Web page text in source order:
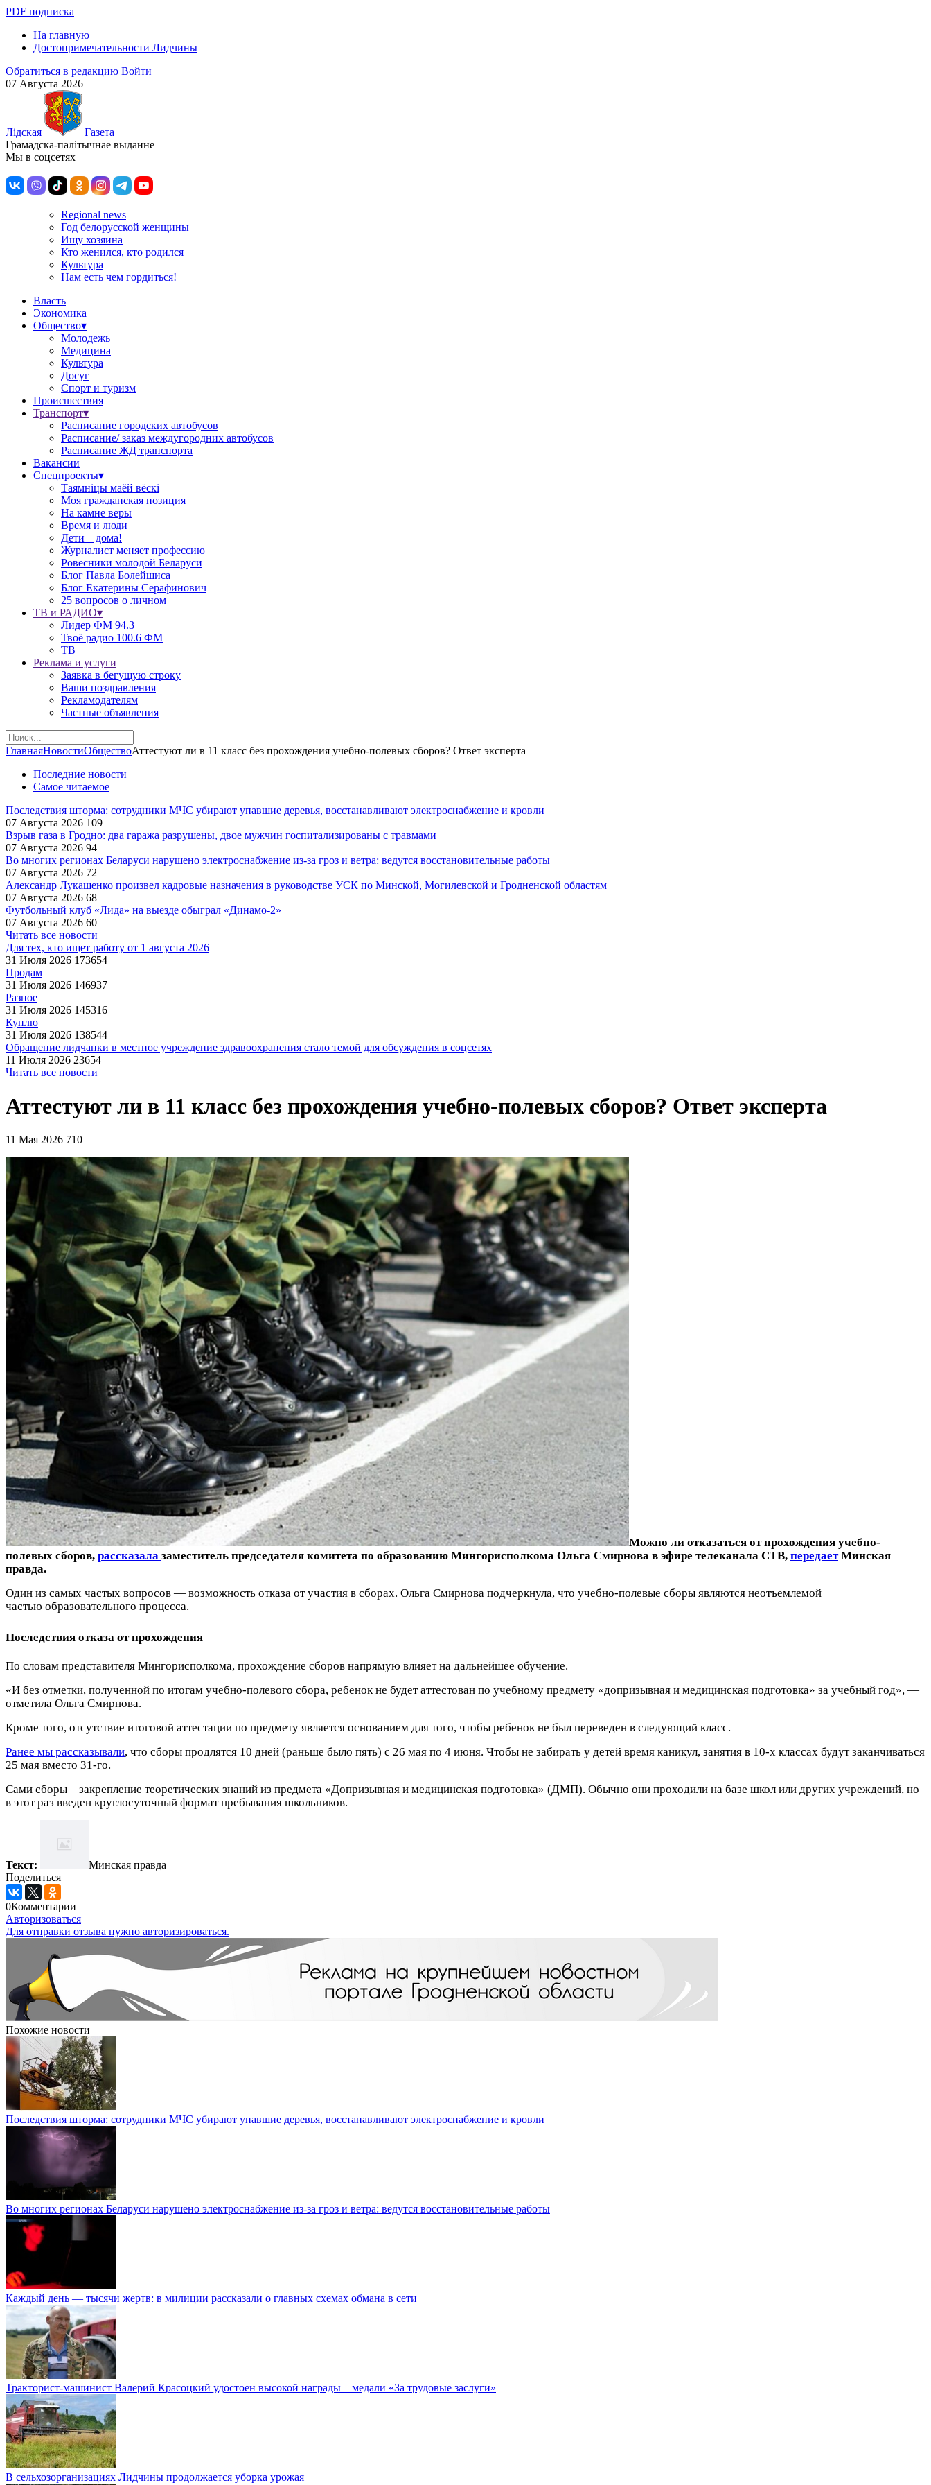
PDF подписка
На главную
Достопримечательности Лидчины
Обратиться в редакцию Войти
07 Августа 2026
Лiдская
Газета
Грамадска-палiтычнае выданне
Мы в соцсетях
Regional news
Год белорусской женщины
Ищу хозяина
Кто женился, кто родился
Культура
Нам есть чем гордиться!
Власть
Экономика
Общество▾
Молодежь
Медицина
Культура
Досуг
Спорт и туризм
Происшествия
Транспорт▾
Расписание городских автобусов
Расписание/ заказ междугородних автобусов
Расписание ЖД транспорта
Вакансии
Спецпроекты▾
Таямніцы маёй вёскі
Моя гражданская позиция
На камне веры
Время и люди
Дети – дома!
Журналист меняет профессию
Ровесники молодой Беларуси
Блог Павла Болейшиса
Блог Екатерины Серафинович
25 вопросов о личном
ТВ и РАДИО▾
Лидер ФМ 94.3
Твоё радио 100.6 ФМ
ТВ
Реклама и услуги
Заявка в бегущую строку
Ваши поздравления
Рекламодателям
Частные объявления
ГлавнаяНовостиОбществоАттестуют ли в 11 класс без прохождения учебно-полевых сборов? Ответ эксперта
Последние новости
Самое читаемое
Последствия шторма: сотрудники МЧС убирают упавшие деревья, восстанавливают электроснабжение и кровли
07 Августа 2026 109
Взрыв газа в Гродно: два гаража разрушены, двое мужчин госпитализированы с травмами
07 Августа 2026 94
Во многих регионах Беларуси нарушено электроснабжение из-за гроз и ветра: ведутся восстановительные работы
07 Августа 2026 72
Александр Лукашенко произвел кадровые назначения в руководстве УСК по Минской, Могилевской и Гродненской областям
07 Августа 2026 68
Футбольный клуб «Лида» на выезде обыграл «Динамо-2»
07 Августа 2026 60
Читать все новости
Для тех, кто ищет работу от 1 августа 2026
31 Июля 2026 173654
Продам
31 Июля 2026 146937
Разное
31 Июля 2026 145316
Куплю
31 Июля 2026 138544
Обращение лидчанки в местное учреждение здравоохранения стало темой для обсуждения в соцсетях
11 Июля 2026 23654
Читать все новости
Аттестуют ли в 11 класс без прохождения учебно-полевых сборов? Ответ эксперта
11 Мая 2026 710
Можно ли отказаться от прохождения учебно-
полевых сборов, рассказала заместитель председателя комитета по образованию Мингорисполкома Ольга Смирнова в эфире телеканала СТВ, передаетМинская
правда.
Один из самых частых вопросов — возможность отказа от участия в сборах. Ольга Смирнова подчеркнула, что учебно-полевые сборы являются неотъемлемой
частью образовательного процесса.
Последствия отказа от прохождения
По словам представителя Мингорисполкома, прохождение сборов напрямую влияет на дальнейшее обучение.
«И без отметки, полученной по итогам учебно-полевого сбора, ребенок не будет аттестован по учебному предмету «допризывная и медицинская подготовка» за учебный год», —
отметила Ольга Смирнова.
Кроме того, отсутствие итоговой аттестации по предмету является основанием для того, чтобы ребенок не был переведен в следующий класс.
Ранее мы рассказывали, что сборы продлятся 10 дней (раньше было пять) с 26 мая по 4 июня. Чтобы не забирать у детей время каникул, занятия в 10-х классах будут заканчиваться
25 мая вместо 31-го.
Сами сборы – закрепление теоретических знаний из предмета «Допризывная и медицинская подготовка» (ДМП). Обычно они проходили на базе школ или других учреждений, но
в этот раз введен круглосуточный формат пребывания школьников.
Текст:
Минская правда
Поделиться
0Комментарии
Авторизоваться
Для отправки отзыва нужно авторизироваться.
Похожие новости
Последствия шторма: сотрудники МЧС убирают упавшие деревья, восстанавливают электроснабжение и кровли
Во многих регионах Беларуси нарушено электроснабжение из-за гроз и ветра: ведутся восстановительные работы
Каждый день — тысячи жертв: в милиции рассказали о главных схемах обмана в сети
Тракторист-машинист Валерий Красоцкий удостоен высокой награды – медали «За трудовые заслуги»
В сельхозорганизациях Лидчины продолжается уборка урожая